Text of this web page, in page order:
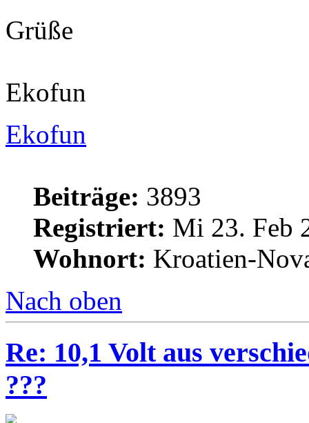
Grüße
Ekofun
Ekofun
Beiträge: 3893
Registriert: Mi 23. Feb
Wohnort: Kroatien-
Nach oben
Re: 10,1 Volt aus
???